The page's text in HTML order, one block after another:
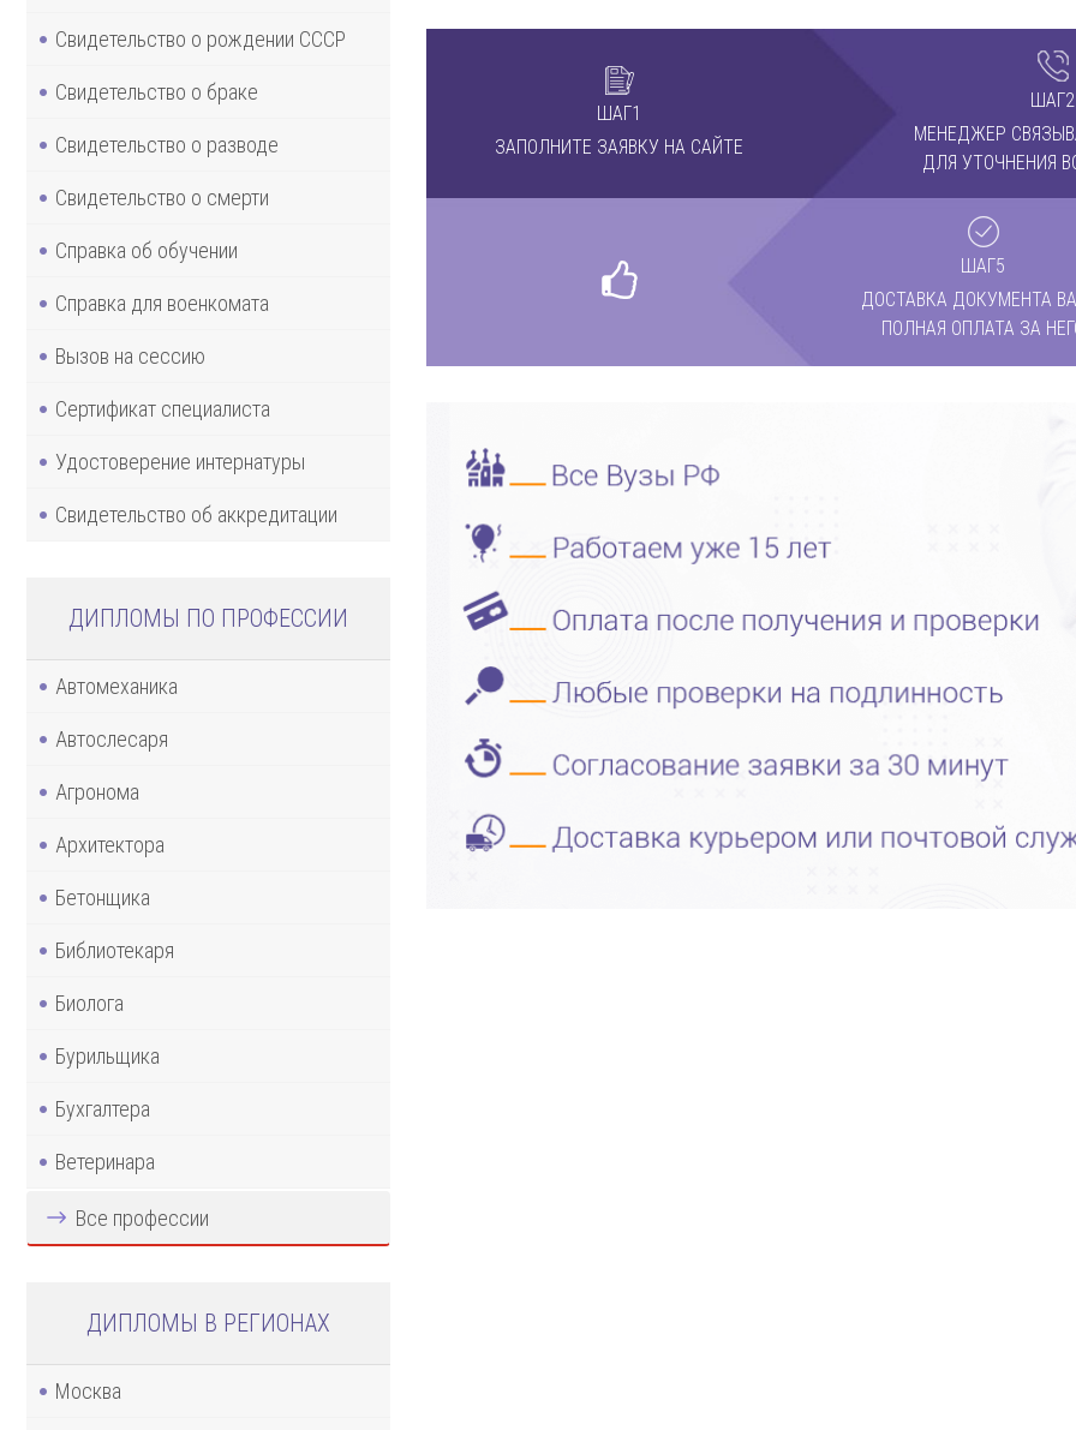
Свидетельство о рождении СССР
Свидетельство о браке
Свидетельство о разводе
Свидетельство о смерти
Справка об обучении
Справка для военкомата
Вызов на сессию
Сертификат специалиста
Удостоверение интернатуры
Свидетельство об аккредитации
ДИПЛОМЫ ПО ПРОФЕССИИ
Автомеханика
Автослесаря
Агронома
Архитектора
Бетонщика
Библиотекаря
Биолога
Бурильщика
Бухгалтера
Ветеринара
Все профессии
ДИПЛОМЫ В РЕГИОНАХ
Москва
ШАГ1
ЗАПОЛНИТЕ ЗАЯВКУ НА САЙТЕ
ШАГ2
МЕНЕДЖЕР
ДЛЯ УТОЧНЕНИЯ
ШАГ5
ДОСТАВКА ДОКУМЕНТА
ПОЛНАЯ ОПЛАТА ЗА